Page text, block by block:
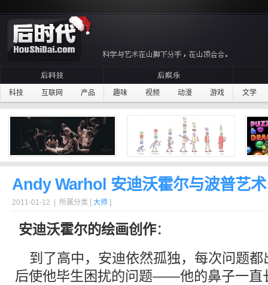
科技 互联网 产品 趣味 视频 动漫 游戏 文学
Andy Warhol 安迪沃霍尔与波普艺术
2011-01-12 | 所属分类 [ 大师 ]
安迪沃霍尔的绘画创作：
到了高中，安迪依然孤独，每次问题
后使他毕生困扰的问题——他的鼻子一直